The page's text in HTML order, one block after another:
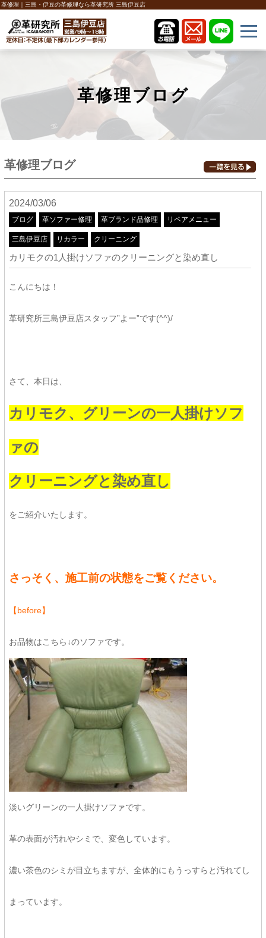
革修理｜三島・伊豆の革修理なら革研究所 三島伊豆店
革修理ブログ
革修理ブログ
2024/03/06
ブログ 革ソファー修理 革ブランド品修理 リペアメニュー
三島伊豆店 リカラー クリーニング
カリモクの1人掛けソファのクリーニングと染め直し
こんにちは！
革研究所三島伊豆店スタッフ”よー”です(^^)/
さて、本日は、
カリモク、グリーンの一人掛けソフ
ァの
クリーニングと染め直し
をご紹介いたします。
さっそく、施工前の状態をご覧ください。
【before】
お品物はこちら↓のソファです。
淡いグリーンの一人掛けソファです。
革の表面が汚れやシミで、変色しています。
濃い茶色のシミが目立ちますが、全体的にもうっすらと汚れてし
まっています。